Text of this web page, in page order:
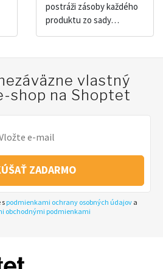
postráži zásoby každého
produktu zo sady…
vlastný
shop na Shoptet
ZADARMO
s podmienkami ochrany osobných údajov a
obchodnými podmienkami